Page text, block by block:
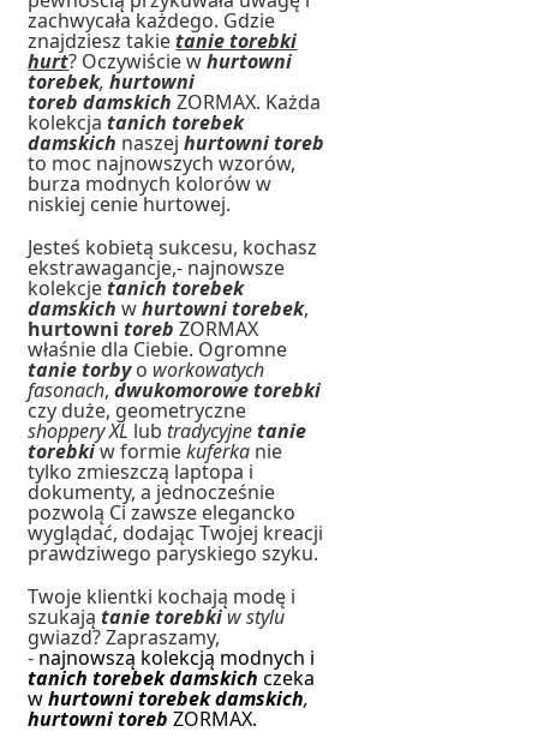
zachwycała każdego. Gdzie
znajdziesz takietanie torebki
hurt? Oczywiście whurtowni
torebek,hurtowni
toreb damskich ZORMAX. Każda
kolekcjatanich torebek
damskich naszejhurtowni toreb
to moc najnowszych wzorów,
burza modnych kolorów w
niskiej cenie hurtowej.
Jesteś kobietą sukcesu, kochasz
ekstrawagancje,- najnowsze
kolekcjetanich torebek
damskich whurtowni torebek,
hurtownitoreb ZORMAX
właśnie dla Ciebie. Ogromne
tanie torbyo workowatych
fasonach,dwukomorowe torebki
czy duże, geometryczne
shoppery XL lub tradycyjnetanie
torebkiw formiekuferka nie
tylko zmieszczą laptopa i
dokumenty, a jednocześnie
pozwolą Ci zawsze elegancko
wyglądać, dodając Twojej kreacji
prawdziwego paryskiego szyku.
Twoje klientki kochają modę i
szukajątanie torebkiw stylu
gwiazd? Zapraszamy,
-najnowszą kolekcją modnych i
tanich torebek damskich czeka
whurtowni torebek damskich,
hurtowni toreb ZORMAX.